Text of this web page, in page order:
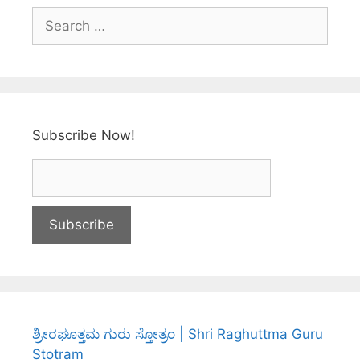
Subscribe Now!
ಶ್ರೀರಘೂತ್ತಮ ಗುರು ಸ್ತೋತ್ರಂ | Shri Raghuttma Guru
Stotram